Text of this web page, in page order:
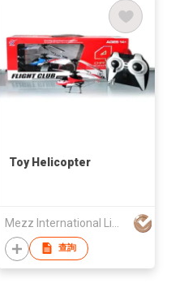
Toy Helicopter
查詢